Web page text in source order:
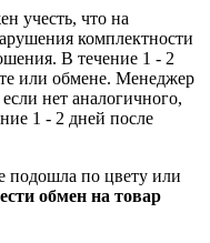
учесть, что на
комплектности
В течение 1 - 2
или обмене. Менеджер
нет аналогичного,
1 - 2 дней после
подошла по цвету или
обмен на товар